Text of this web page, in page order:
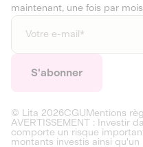
maintenant, une fois par
© Lita 2026CGUMentions
AVERTISSEMENT : Investir
comporte un risque
montants investis ainsi